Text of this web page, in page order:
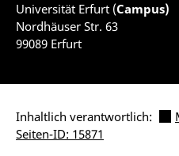
Universität Erfurt (Campus)
Nordhäuser Str. 63
99089 Erfurt
Inhaltlich verantwortlich:
Seiten-ID: 15871